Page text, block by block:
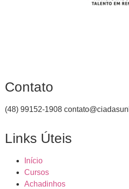
Contato
(48) 99152-1908
Links Úteis
Início
Cursos
Achadinhos